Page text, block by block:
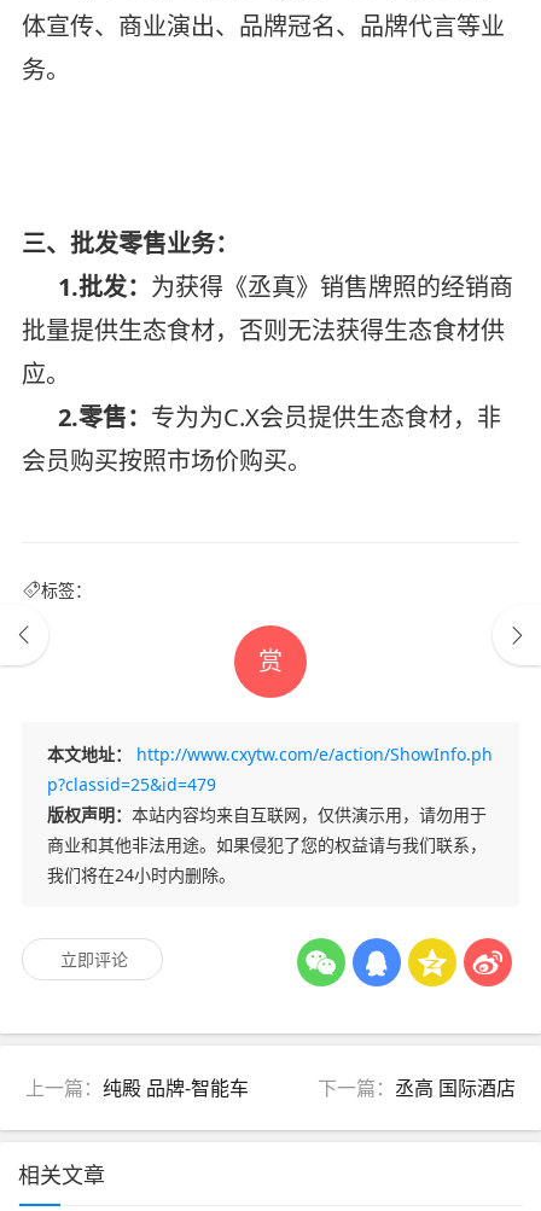
体宣传、商业演出、品牌冠名、品牌代言等业
务。
三、批发零售业务：
1.批发： 为获得《丞真》销售牌照的经销商
批量提供生态食材，否则无法获得生态食材供
应。
2.零售： 专为为C.X会员提供生态食材，非
会员购买按照市场价购买。
标签：
赏
本文地址：
http://www.cxytw.com/e/action/ShowInfo.ph
p?classid=25&id=479
版权声明： 本站内容均来自互联网，仅供演示用，请勿用于
商业和其他非法用途。如果侵犯了您的权益请与我们联系，
我们将在24小时内删除。
立即评论
上一篇： 纯殿 品牌-智能车 下一篇： 丞高 国际酒店
相关文章